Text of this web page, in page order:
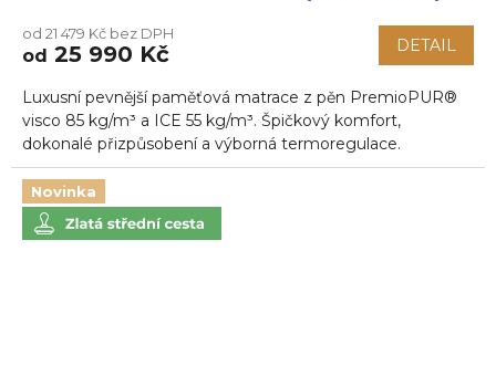
produktu
je
z
5
hvězdiček.
od 21 479 Kč bez DPH
od 25 990 Kč DETAIL
Luxusní pevnější paměťová matrace z pěn PremioPUR®
visco 85 kg/m³ a ICE 55 kg/m³. Špičkový komfort,
dokonalé přizpůsobení a výborná termoregulace.
Novinka